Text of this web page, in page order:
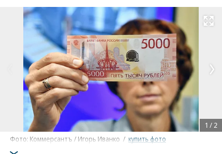
Развернуть
Фото: Коммерсантъ / Игорь Иванко / купить фото
1 / 2